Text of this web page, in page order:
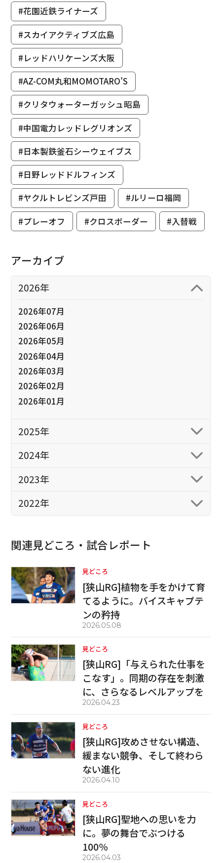
#花園近鉄ライナーズ
#スカイアクティブズ広島
#レッドハリケーンズ大阪
#AZ-COM丸和MOMOTARO’S
#クリタウォーターガッシュ昭島
#中国電力レッドレグリオンズ
#日本製鉄釜石シーウェイブス
#日野レッドドルフィンズ
#ヤクルトレビンズ戸田
#ルリーロ福岡
#プレーオフ
#クロスボーダー #入替戦
アーカイブ
2026年
2026年07月
2026年06月
2026年05月
2026年04月
2026年03月
2026年02月
2026年01月
2025年
2024年
2023年
2022年
関連見どころ・試合レポート
見どころ
[狭山RG]植物を手をかけて育
てるように。バイスキャプテ
ンの矜持
2026.05.08
見どころ
[狭山RG]「与えられた仕事を
こなす」。同期の存在を刺激
に、さらなるレベルアップを
2026.04.23
見どころ
[狭山RG]攻めさせない構造、
緩まない競争、そして終わら
ない進化
2026.04.10
見どころ
[狭山RG]聖地への思いを力
に。夢の舞台でぶつける
100％
2026.04.03